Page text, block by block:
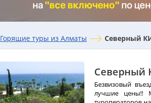
Горящие туры из Алматы Северный
Северный
Безвизовый
лучшие цены!!